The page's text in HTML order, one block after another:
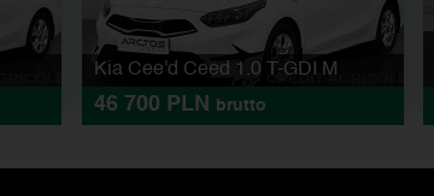
Kia Cee'd Ceed 1.0 T-GDI M
46 700 PLN brutto